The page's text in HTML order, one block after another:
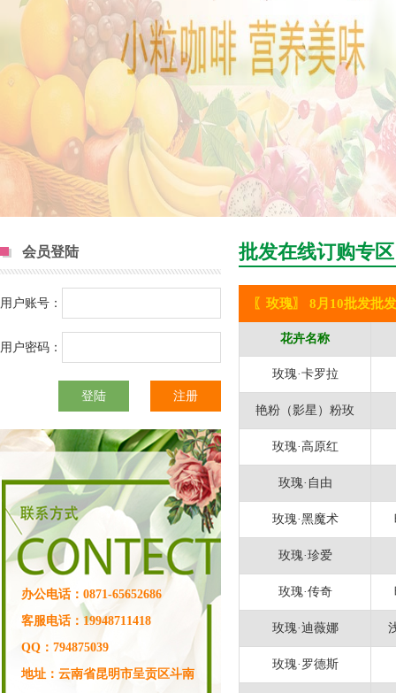
会员登陆
用户账号：
用户密码：
办公电话：0871-65652686
客服电话：19948711418
QQ：794875039
地址：云南省昆明市呈贡区斗南
批发在线订购专区
〖 玫瑰〗 8月10批发批
花卉名称
玫瑰·卡罗拉
艳粉（影星）粉玫
玫瑰·高原红
玫瑰·自由
玫瑰·黑魔术
玫瑰·珍爱
玫瑰·传奇
玫瑰·迪薇娜
玫瑰·罗德斯